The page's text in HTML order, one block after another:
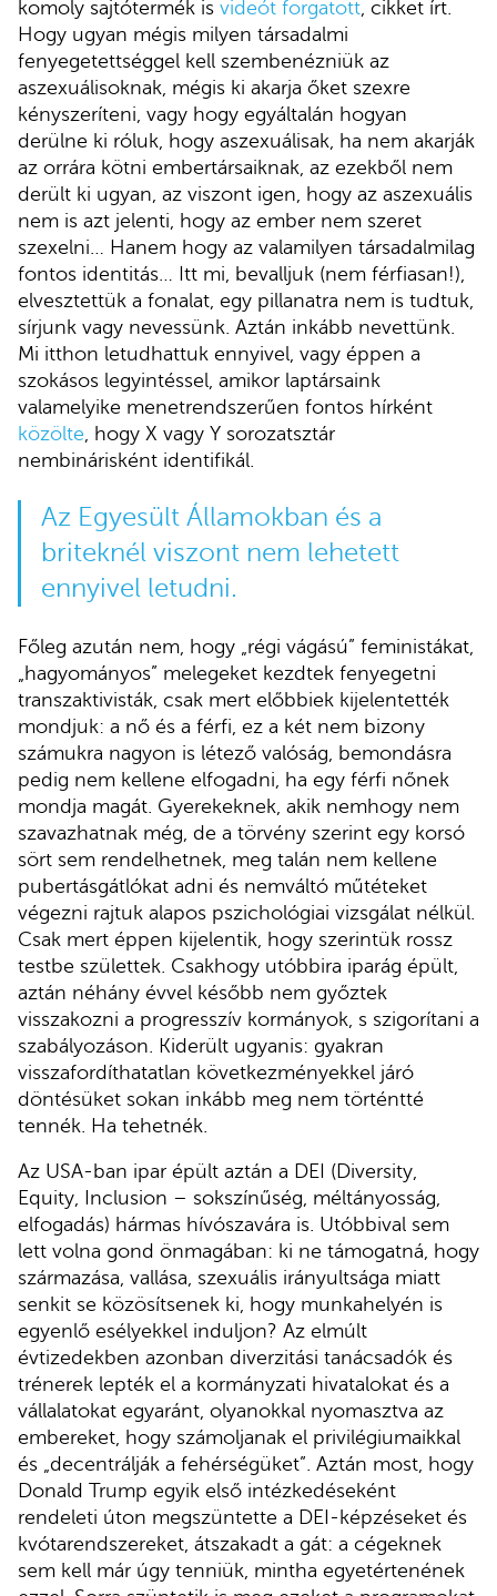
komoly sajtótermék is videót forgatott , cikket írt.
Hogy ugyan mégis milyen társadalmi
fenyegetettséggel kell szembenézniük az
aszexuálisoknak, mégis ki akarja őket szexre
kényszeríteni, vagy hogy egyáltalán hogyan
derülne ki róluk, hogy aszexuálisak, ha nem akarják
az orrára kötni embertársaiknak, az ezekből nem
derült ki ugyan, az viszont igen, hogy az aszexuális
nem is azt jelenti, hogy az ember nem szeret
szexelni… Hanem hogy az valamilyen társadalmilag
fontos identitás… Itt mi, bevalljuk (nem férfiasan!),
elvesztettük a fonalat, egy pillanatra nem is tudtuk,
sírjunk vagy nevessünk. Aztán inkább nevettünk.
Mi itthon letudhattuk ennyivel, vagy éppen a
szokásos legyintéssel, amikor laptársaink
valamelyike menetrendszerűen fontos hírként
közölte , hogy X vagy Y sorozatsztár
nembinárisként identifikál.
Az Egyesült Államokban és a
briteknél viszont nem lehetett
ennyivel letudni.
Főleg azután nem, hogy „régi vágású” feministákat,
„hagyományos” melegeket kezdtek fenyegetni
transzaktivisták, csak mert előbbiek kijelentették
mondjuk: a nő és a férfi, ez a két nem bizony
számukra nagyon is létező valóság, bemondásra
pedig nem kellene elfogadni, ha egy férfi nőnek
mondja magát. Gyerekeknek, akik nemhogy nem
szavazhatnak még, de a törvény szerint egy korsó
sört sem rendelhetnek, meg talán nem kellene
pubertásgátlókat adni és nemváltó műtéteket
végezni rajtuk alapos pszichológiai vizsgálat nélkül.
Csak mert éppen kijelentik, hogy szerintük rossz
testbe születtek. Csakhogy utóbbira iparág épült,
aztán néhány évvel később nem győztek
visszakozni a progresszív kormányok, s szigorítani a
szabályozáson. Kiderült ugyanis: gyakran
visszafordíthatatlan következményekkel járó
döntésüket sokan inkább meg nem történtté
tennék. Ha tehetnék.
Az USA-ban ipar épült aztán a DEI (Diversity,
Equity, Inclusion – sokszínűség, méltányosság,
elfogadás) hármas hívószavára is. Utóbbival sem
lett volna gond önmagában: ki ne támogatná, hogy
származása, vallása, szexuális irányultsága miatt
senkit se közösítsenek ki, hogy munkahelyén is
egyenlő esélyekkel induljon? Az elmúlt
évtizedekben azonban diverzitási tanácsadók és
trénerek lepték el a kormányzati hivatalokat és a
vállalatokat egyaránt, olyanokkal nyomasztva az
embereket, hogy számoljanak el privilégiumaikkal
és „decentrálják a fehérségüket”. Aztán most, hogy
Donald Trump egyik első intézkedéseként
rendeleti úton megszüntette a DEI-képzéseket és
kvótarendszereket, átszakadt a gát: a cégeknek
sem kell már úgy tenniük, mintha egyetértenének